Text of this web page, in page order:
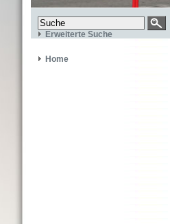
Erweiterte Suche
Home